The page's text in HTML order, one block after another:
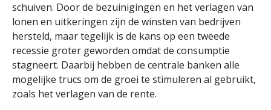
schuiven. Door de bezuinigingen en het verlagen van
lonen en uitkeringen zijn de winsten van bedrijven
hersteld, maar tegelijk is de kans op een tweede
recessie groter geworden omdat de consumptie
stagneert. Daarbij hebben de centrale banken alle
mogelijke trucs om de groei te stimuleren al gebruikt,
zoals het verlagen van de rente.